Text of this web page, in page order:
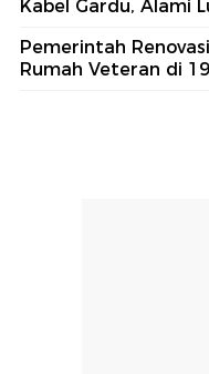
Kabel Gardu, Alami
Pemerintah
Rumah Veteran di